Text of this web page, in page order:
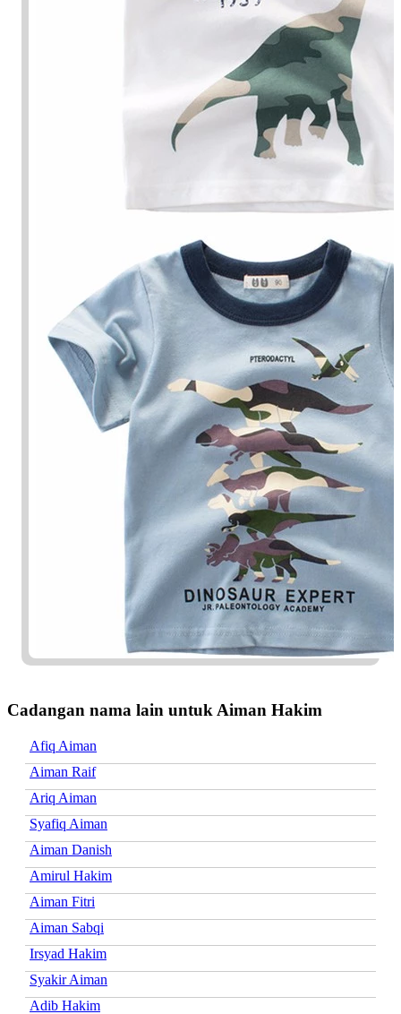
Cadangan nama lain untuk Aiman Hakim
Afiq Aiman
Aiman Raif
Ariq Aiman
Syafiq Aiman
Aiman Danish
Amirul Hakim
Aiman Fitri
Aiman Sabqi
Irsyad Hakim
Syakir Aiman
Adib Hakim